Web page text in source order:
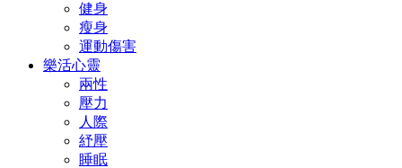
健身
瘦身
運動傷害
樂活心靈
兩性
壓力
人際
紓壓
睡眠